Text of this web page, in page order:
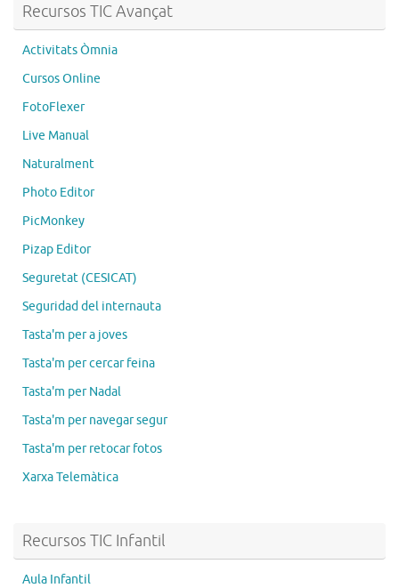
Recursos TIC Avançat
Activitats Òmnia
Cursos Online
FotoFlexer
Live Manual
Naturalment
Photo Editor
PicMonkey
Pizap Editor
Seguretat (CESICAT)
Seguridad del internauta
Tasta'm per a joves
Tasta'm per cercar feina
Tasta'm per Nadal
Tasta'm per navegar segur
Tasta'm per retocar fotos
Xarxa Telemàtica
Recursos TIC Infantil
Aula Infantil